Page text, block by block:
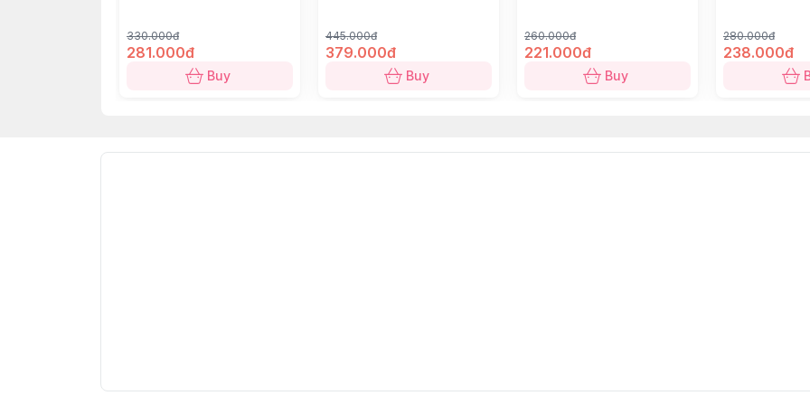
330.000đ
281.000đ
Buy
445.000đ
379.000đ
Buy
260.000đ
221.000đ
Buy
280.000đ
238.000đ